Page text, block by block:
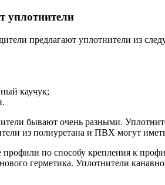
уплотнители
предлагают уплотнители из
каучук;
бывают очень разными.
из полиуретана и ПВХ могут
профили по способу крепления к
герметика. Уплотнители